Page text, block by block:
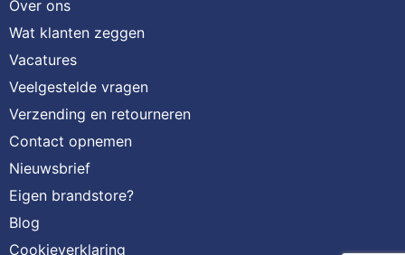
Over ons
Wat klanten zeggen
Vacatures
Veelgestelde vragen
Verzending en retourneren
Contact opnemen
Nieuwsbrief
Eigen brandstore?
Blog
Cookieverklaring